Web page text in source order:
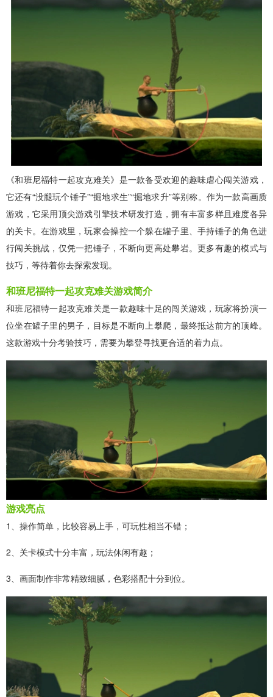
《和班尼福特一起攻克难关》是一款备受欢迎的趣味虐心闯关游戏，
它还有“没腿玩个锤子”“掘地求生”“掘地求升”等别称。作为一款高画质
游戏，它采用顶尖游戏引擎技术研发打造，拥有丰富多样且难度各异
的关卡。在游戏里，玩家会操控一个躲在罐子里、手持锤子的角色进
行闯关挑战，仅凭一把锤子，不断向更高处攀岩。更多有趣的模式与
技巧，等待着你去探索发现。
和班尼福特一起攻克难关游戏简介
和班尼福特一起攻克难关是一款趣味十足的闯关游戏，玩家将扮演一
位坐在罐子里的男子，目标是不断向上攀爬，最终抵达前方的顶峰。
这款游戏十分考验技巧，需要为攀登寻找更合适的着力点。
游戏亮点
1、操作简单，比较容易上手，可玩性相当不错；
2、关卡模式十分丰富，玩法休闲有趣；
3、画面制作非常精致细腻，色彩搭配十分到位。